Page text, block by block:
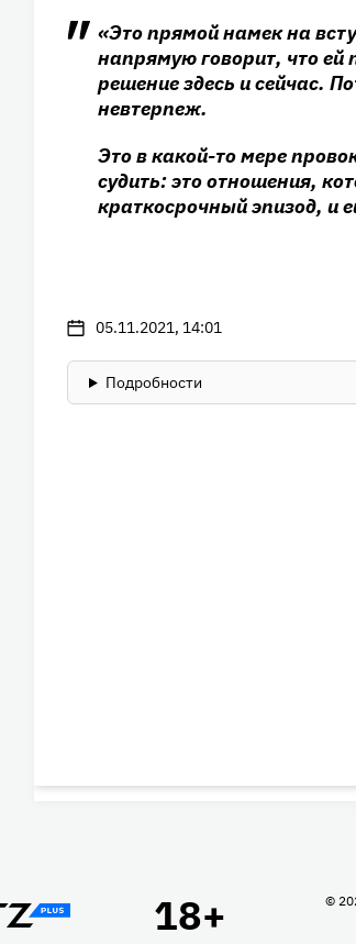
«Это прямой намек на
напрямую говорит, что
решение здесь и сейчас.
невтерпеж.
Это в какой-то мере
судить: это отношения,
краткосрочный эпизод, и
05.11.2021, 14:01
Подробности
©